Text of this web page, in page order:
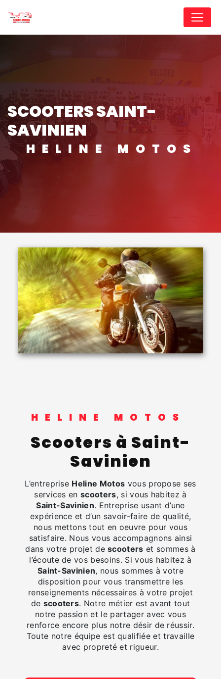
SCOOTERS SAINT-
SAVINIEN
HELINE MOTOS
HELINE MOTOS
scooters à Saint-
Savinien
L’entreprise Heline Motos vous propose ses
services enscooters, si vous habitez à
Saint-Savinien. Entreprise usant d’une
expérience et d’un savoir-faire de qualité,
nous mettons tout en oeuvre pour vous
satisfaire. Nous vous accompagnons ainsi
dans votre projet descooters et sommes à
l’écoute de vos besoins. Si vous habitez à
Saint-Savinien, nous sommes à votre
disposition pour vous transmettre les
renseignements nécessaires à votre projet
de scooters. Notre métier est avant tout
notre passion et le partager avec vous
renforce encore plus notre désir de réussir.
Toute notre équipe est qualifiée et travaille
avec propreté et rigueur.